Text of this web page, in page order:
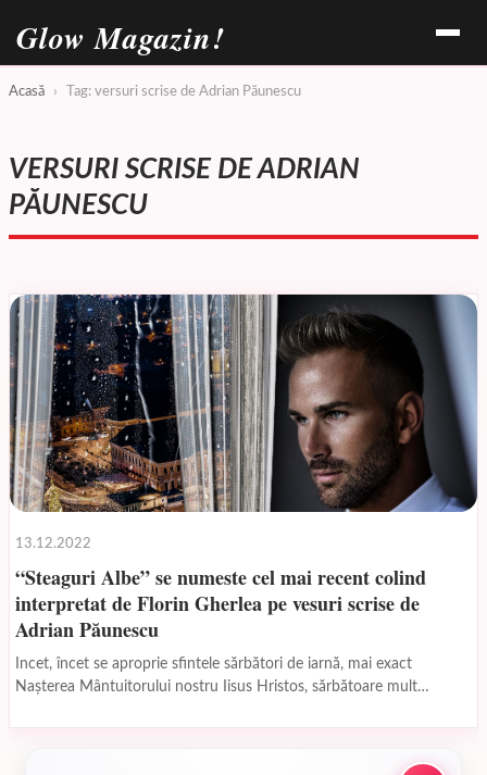
Glow Magazin!
Acasă › Tag: versuri scrise de Adrian Păunescu
VERSURI SCRISE DE ADRIAN
PĂUNESCU
13.12.2022
“Steaguri Albe” se numeste cel mai recent colind
interpretat de Florin Gherlea pe vesuri scrise de
Adrian Păunescu
Incet, încet se aproprie sfintele sărbători de iarnă, mai exact
Naşterea Mântuitorului nostru Iisus Hristos, sărbătoare mult